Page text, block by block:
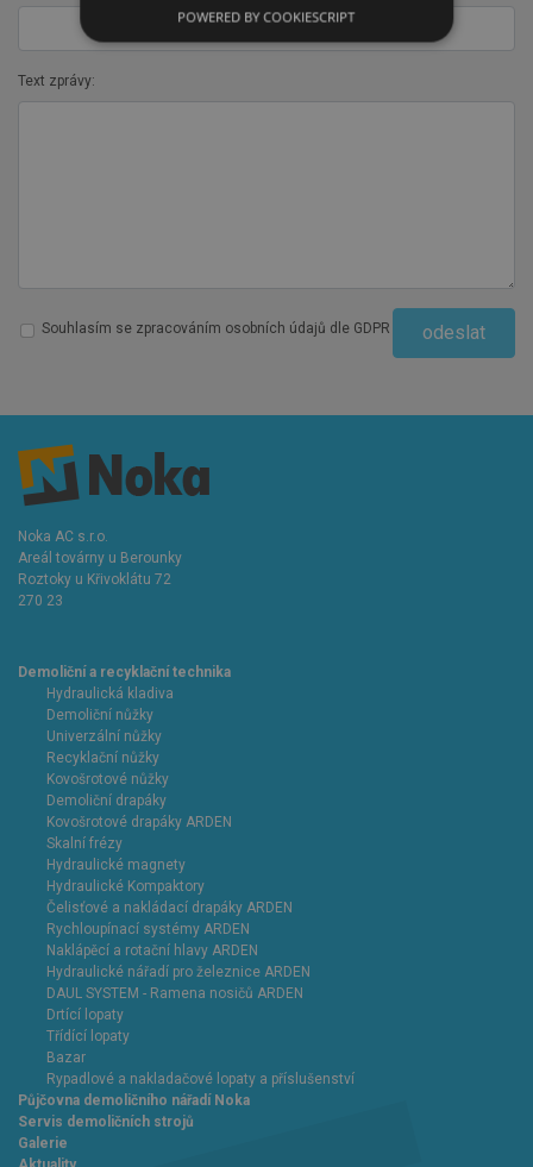
Text zprávy:
Souhlasím se zpracováním osobních údajů dle GDPR odeslat
Noka AC s.r.o.
Areál továrny u Berounky
Roztoky u Křivoklátu 72
270 23
Demoliční a recyklační technika
Hydraulická kladiva
Demoliční nůžky
Univerzální nůžky
Recyklační nůžky
Kovošrotové nůžky
Demoliční drapáky
Kovošrotové drapáky ARDEN
Skalní frézy
Hydraulické magnety
Hydraulické Kompaktory
Čelisťové a nakládací drapáky ARDEN
Rychloupínací systémy ARDEN
Naklápěcí a rotační hlavy ARDEN
Hydraulické nářadí pro železnice ARDEN
DAUL SYSTEM - Ramena nosičů ARDEN
Drtící lopaty
Třídící lopaty
Bazar
Rypadlové a nakladačové lopaty a příslušenství
Půjčovna demoličního nářadí Noka
Servis demoličních strojů
Galerie
POWERED BY COOKIESCRIPT